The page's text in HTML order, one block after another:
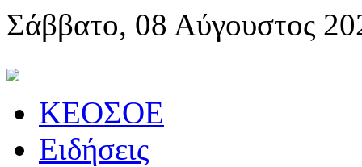
Σάββατο, 08 Αύγουστος
KEOΣOE
Ειδήσεις